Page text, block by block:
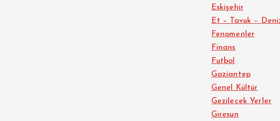
Eskişehir
Et – Tavuk –
Fenomenler
Finans
Futbol
Gaziantep
Genel Kültür
Gezilecek Yerler
Giresun